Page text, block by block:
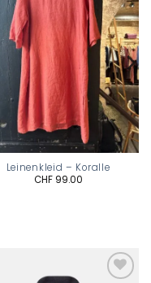
Leinenkleid – Koralle
CHF99.00